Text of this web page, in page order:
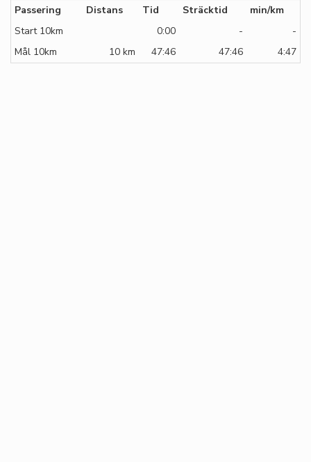
Passering Distans Tid Sträcktid
min/km
Start 10km
0:00 -
-
Mål 10km
10 km 47:46 47:46 4:47